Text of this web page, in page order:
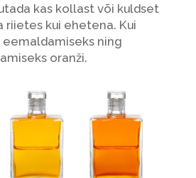
kas kollast või kuldset
riietes kui ehetena. Kui
eemaldamiseks ning
oranži.